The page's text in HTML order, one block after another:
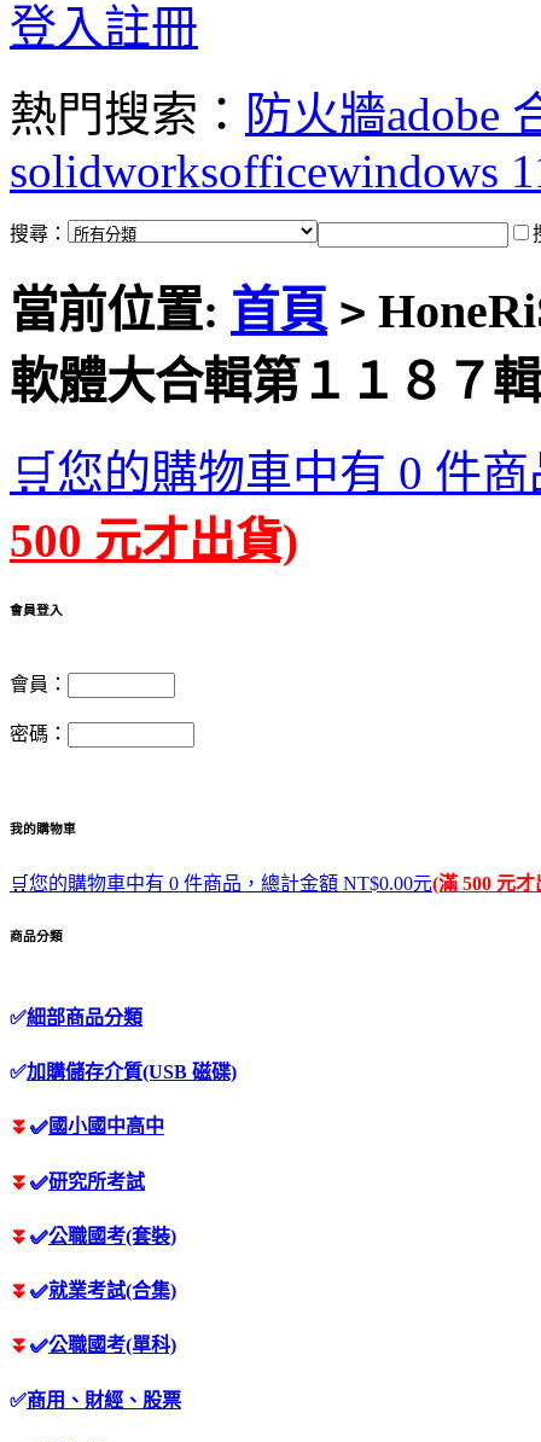
登入註冊
熱門搜索： 防火牆adobe
solidworksofficewindows
搜尋：
當前位置: 首頁 >
軟體大合輯第１１８７
🛒您的購物車中有 0 件
500 元才出貨)
會員登入
會員：
密碼：
我的購物車
🛒您的購物車中有 0 件商品，總計金額 NT$0.00元(滿 500 元才
商品分類
✅細部商品分類
✅加購儲存介質(USB 磁碟)
⏬ ✅國小國中高中
⏬ ✅研究所考試
⏬ ✅公職國考(套裝)
⏬ ✅就業考試(合集)
⏬ ✅公職國考(單科)
✅商用、財經、股票